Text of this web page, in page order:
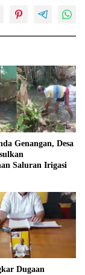
Genangan, Desa
Saluran Irigasi
Dugaan